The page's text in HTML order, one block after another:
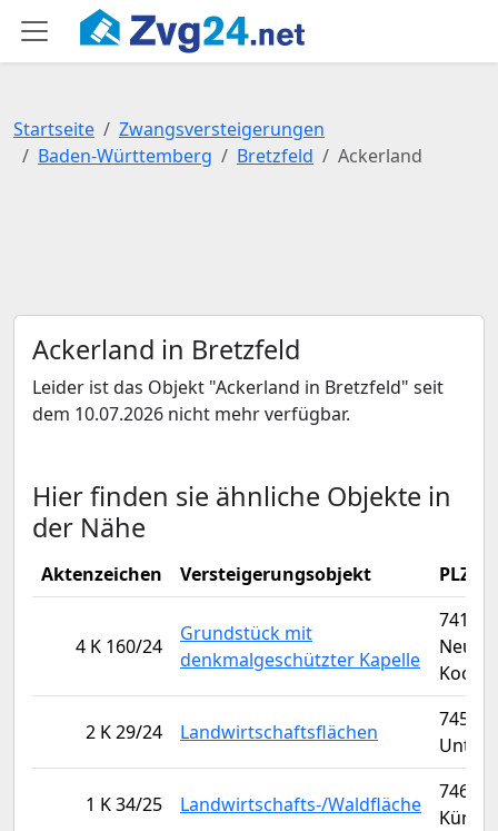
Startseite
Zwangsversteigerungen
Baden-Württemberg
Bretzfeld Ackerland
Ackerland in Bretzfeld
Leider ist das Objekt "Ackerland in Bretzfeld" seit
dem 10.07.2026 nicht mehr verfügbar.
Hier finden sie ähnliche Objekte in
der Nähe
Aktenzeichen Versteigerungsobjekt PLZ/
4 K 160/24
Grundstück mit
denkmalgeschützter Kapelle
74196
Kocher
2 K 29/24 Landwirtschaftsflächen
74547
1 K 34/25 Landwirtschafts-/Waldfläche
74653